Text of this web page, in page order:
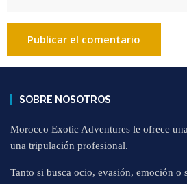
SOBRE NOSOTROS
Morocco Exotic Adventures le ofrece
una tripulación profesional.
Tanto si busca ocio, evasión, emoción o